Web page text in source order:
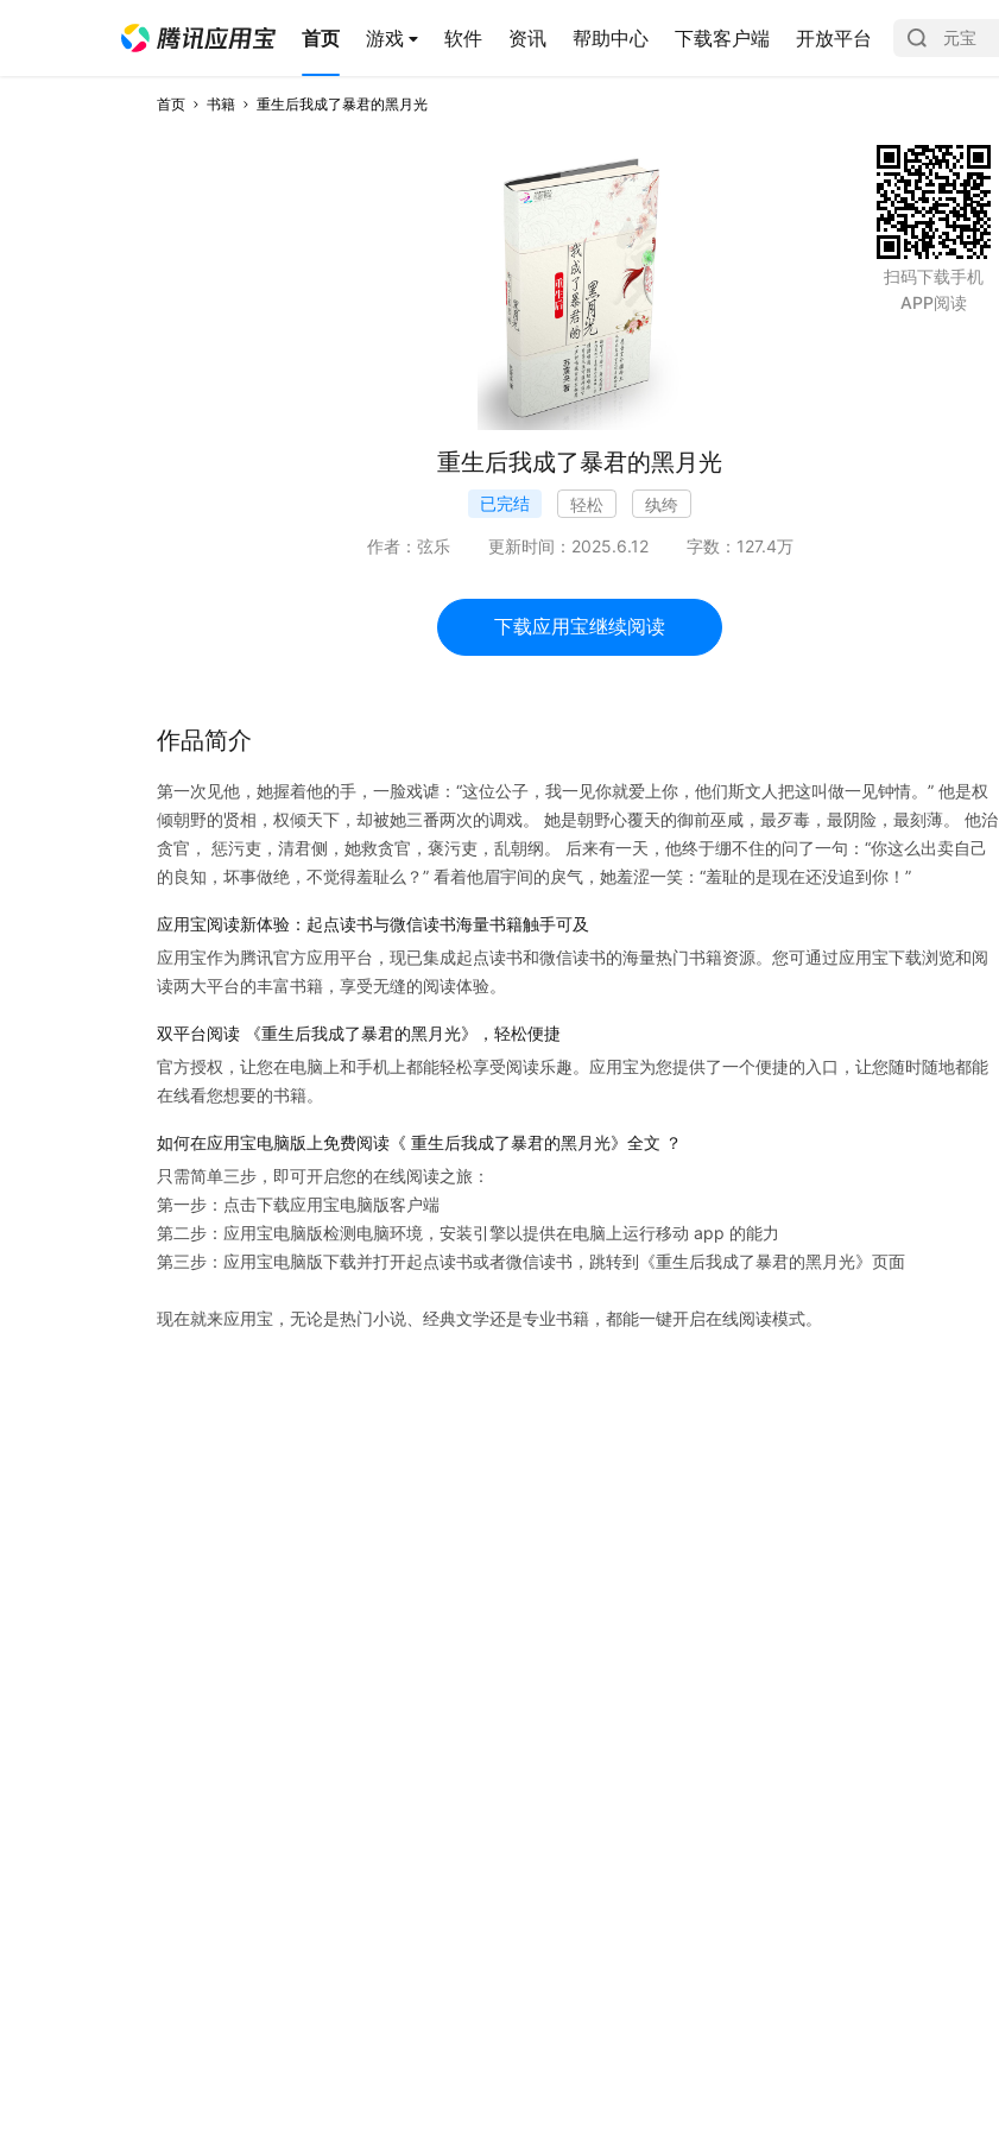
首页 游戏 软件 资讯 帮助中心 下载客户端 开放平台
首页 书籍 重生后我成了暴君的黑月光
重生后我成了暴君的黑月光
已完结 轻松 纨绔
作者： 弦乐 更新时间： 2025.6.12 字数： 127.4万
下载应用宝继续阅读
扫码下载手机
APP阅读
作品简介
第一次见他，她握着他的手，一脸戏谑：“这位公子，我一见你就爱上你，他们斯文人把这叫做一见钟情。” 他是权
倾朝野的贤相，权倾天下，却被她三番两次的调戏。 她是朝野心覆天的御前巫咸，最歹毒，最阴险，最刻薄。 他治
贪官， 惩污吏，清君侧，她救贪官，褒污吏，乱朝纲。 后来有一天，他终于绷不住的问了一句：“你这么出卖自己
的良知，坏事做绝，不觉得羞耻么？” 看着他眉宇间的戾气，她羞涩一笑：“羞耻的是现在还没追到你！”
应用宝阅读新体验：起点读书与微信读书海量书籍触手可及
应用宝作为腾讯官方应用平台，现已集成起点读书和微信读书的海量热门书籍资源。您可通过应用宝下载浏览和阅
读两大平台的丰富书籍，享受无缝的阅读体验。
双平台阅读 《重生后我成了暴君的黑月光》，轻松便捷
官方授权，让您在电脑上和手机上都能轻松享受阅读乐趣。应用宝为您提供了一个便捷的入口，让您随时随地都能
在线看您想要的书籍。
如何在应用宝电脑版上免费阅读《 重生后我成了暴君的黑月光》全文 ？
只需简单三步，即可开启您的在线阅读之旅：
第一步：点击下载应用宝电脑版客户端
第二步：应用宝电脑版检测电脑环境，安装引擎以提供在电脑上运行移动 app 的能力
第三步：应用宝电脑版下载并打开起点读书或者微信读书，跳转到《重生后我成了暴君的黑月光》页面
现在就来应用宝，无论是热门小说、经典文学还是专业书籍，都能一键开启在线阅读模式。